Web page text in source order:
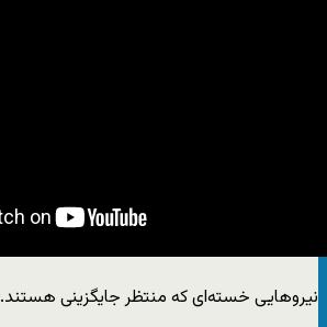
نیروهایی خسته‌ای که منتظر جایگزینی هستند.